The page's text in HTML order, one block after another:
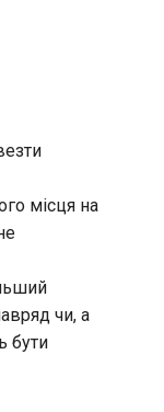
місця на
чи, а
бути